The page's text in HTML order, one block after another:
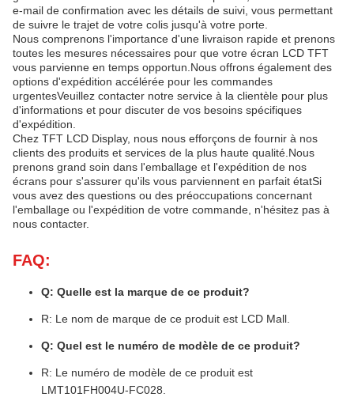
e-mail de confirmation avec les détails de suivi, vous permettant
de suivre le trajet de votre colis jusqu'à votre porte.
Nous comprenons l'importance d'une livraison rapide et prenons
toutes les mesures nécessaires pour que votre écran LCD TFT
vous parvienne en temps opportun.Nous offrons également des
options d'expédition accélérée pour les commandes
urgentesVeuillez contacter notre service à la clientèle pour plus
d'informations et pour discuter de vos besoins spécifiques
d'expédition.
Chez TFT LCD Display, nous nous efforçons de fournir à nos
clients des produits et services de la plus haute qualité.Nous
prenons grand soin dans l'emballage et l'expédition de nos
écrans pour s'assurer qu'ils vous parviennent en parfait étatSi
vous avez des questions ou des préoccupations concernant
l'emballage ou l'expédition de votre commande, n'hésitez pas à
nous contacter.
FAQ:
Q: Quelle est la marque de ce produit?
R: Le nom de marque de ce produit est LCD Mall.
Q: Quel est le numéro de modèle de ce produit?
R: Le numéro de modèle de ce produit est
LMT101FH004U-FC028.